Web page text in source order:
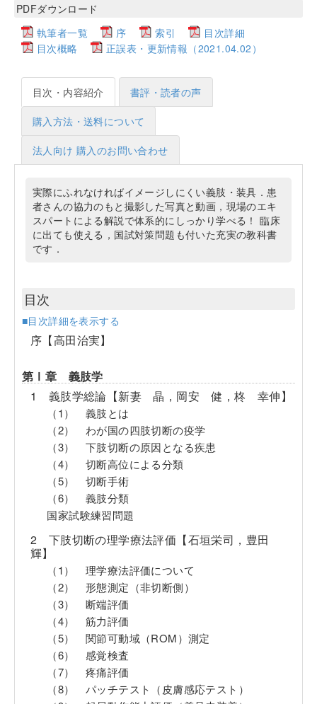
PDFダウンロード
執筆者一覧
序 索引
目次詳細
目次概略
正誤表・更新情報（2021.04.02）
目次・内容紹介 書評・読者の声
購入方法・送料について
法人向け 購入のお問い合わせ
実際にふれなければイメージしにくい義肢・装具．患
者さんの協力のもと撮影した写真と動画，現場のエキ
スパートによる解説で体系的にしっかり学べる！ 臨床
に出ても使える，国試対策問題も付いた充実の教科書
です．
目次
■目次詳細を表示する
序【高田治実】
第Ⅰ章 義肢学
1 義肢学総論【新妻 晶，岡安 健，柊 幸伸】
（1） 義肢とは
（2） わが国の四肢切断の疫学
（3） 下肢切断の原因となる疾患
（4） 切断高位による分類
（5） 切断手術
（6） 義肢分類
国家試験練習問題
2 下肢切断の理学療法評価【石垣栄司，豊田
輝】
（1） 理学療法評価について
（2） 形態測定（非切断側）
（3） 断端評価
（4） 筋力評価
（5） 関節可動域（ROM）測定
（6） 感覚検査
（7） 疼痛評価
（8） パッチテスト（皮膚感応テスト）